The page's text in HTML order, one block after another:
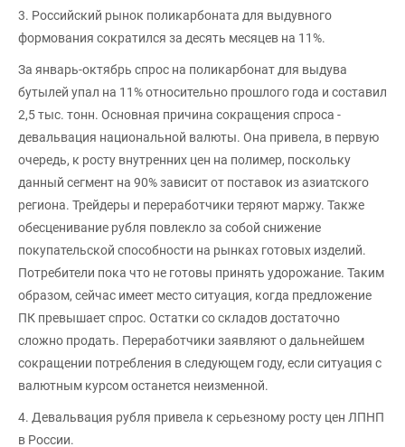
3. Российский рынок поликарбоната для выдувного
формования сократился за десять месяцев на 11%.
За январь-октябрь спрос на поликарбонат для выдува
бутылей упал на 11% относительно прошлого года и составил
2,5 тыс. тонн. Основная причина сокращения спроса -
девальвация национальной валюты. Она привела, в первую
очередь, к росту внутренних цен на полимер, поскольку
данный сегмент на 90% зависит от поставок из азиатского
региона. Трейдеры и переработчики теряют маржу. Также
обесценивание рубля повлекло за собой снижение
покупательской способности на рынках готовых изделий.
Потребители пока что не готовы принять удорожание. Таким
образом, сейчас имеет место ситуация, когда предложение
ПК превышает спрос. Остатки со складов достаточно
сложно продать. Переработчики заявляют о дальнейшем
сокращении потребления в следующем году, если ситуация с
валютным курсом останется неизменной.
4. Девальвация рубля привела к серьезному росту цен ЛПНП
в России.